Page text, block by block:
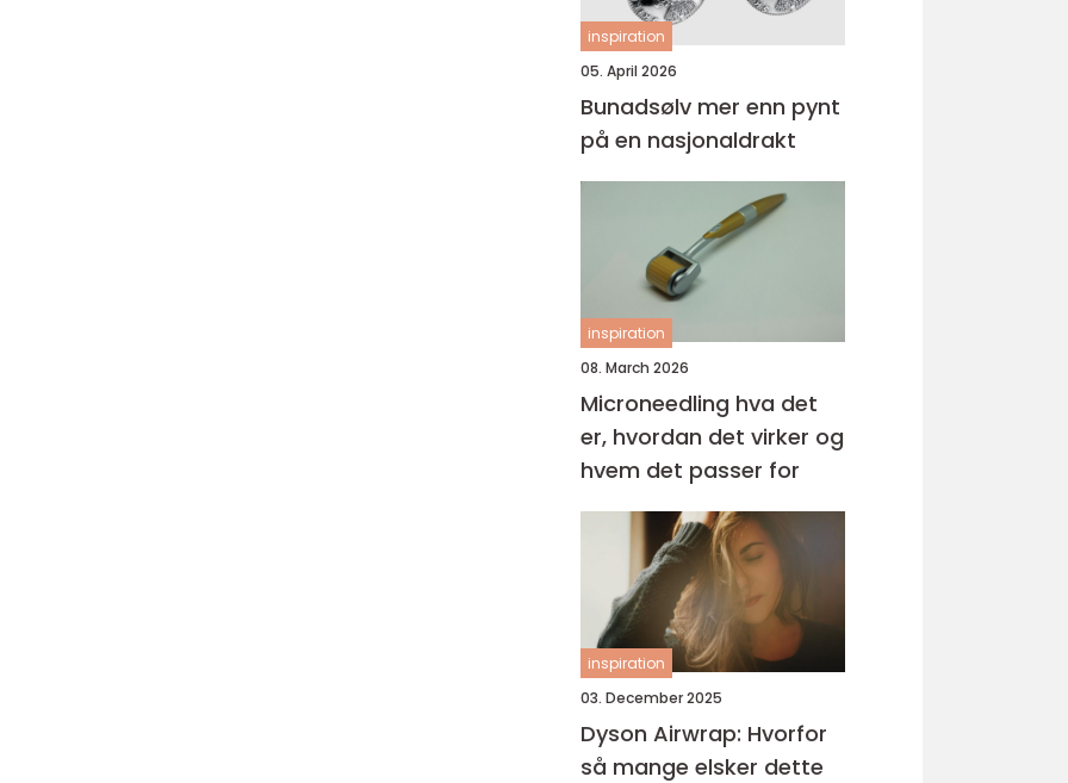
inspiration
05. April 2026
Bunadsølv mer enn pynt
på en nasjonaldrakt
inspiration
08. March 2026
Microneedling hva det
er, hvordan det virker og
hvem det passer for
inspiration
03. December 2025
Dyson Airwrap: Hvorfor
så mange elsker dette